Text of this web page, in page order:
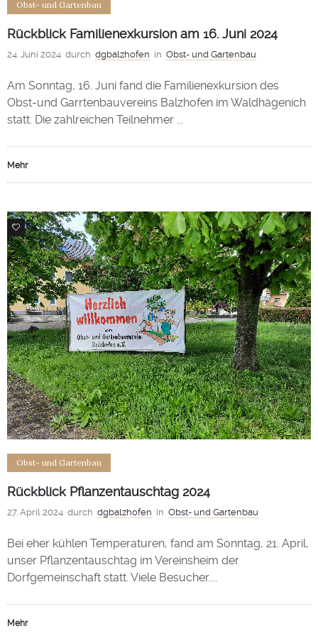
Obst- und Gartenbau
Rückblick Familienexkursion am 16. Juni 2024
24. Juni 2024 durch dgbalzhofen in Obst- und Gartenbau
Am Sonntag, 16. Juni fand die Familienexkursion des
Obst-und Garrtenbauvereins Balzhofen im Waldhägenich
statt. Die zahlreichen Teilnehmer ...
Mehr
0
Obst- und Gartenbau
Rückblick Pflanzentauschtag 2024
27. April 2024 durch dgbalzhofen in Obst- und Gartenbau
Bei eher kühlen Temperaturen, fand am Sonntag, 21. April,
unser Pflanzentauschtag im Vereinsheim der
Dorfgemeinschaft statt. Viele Besucher....
Mehr